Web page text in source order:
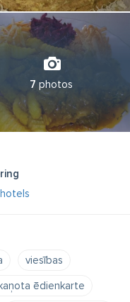
7 photos
viesības
ēdienkarte